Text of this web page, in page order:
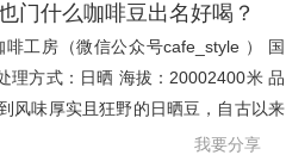
门什么咖啡豆出名好喝？
工房（微信公众号cafe_style ） 国
理方式：日晒 海拔：20002400米 品
风味厚实且狂野的日晒豆，自古以来
农 一
我要分享